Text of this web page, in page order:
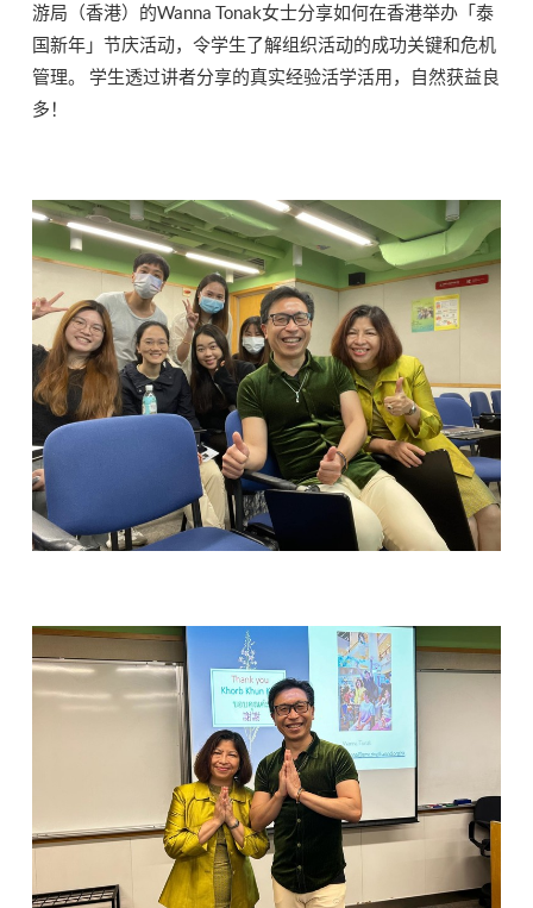
游局（香港）的Wanna Tonak女士分享如何在香港举办「泰
国新年」节庆活动，令学生了解组织活动的成功关键和危机
管理。 学生透过讲者分享的真实经验活学活用，自然获益良
多！